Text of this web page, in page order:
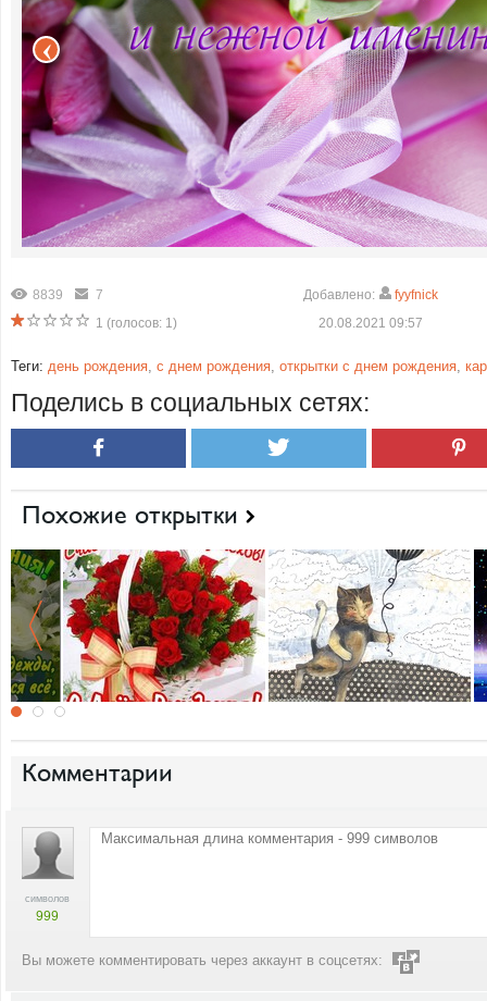
8839
7
1 (голосов: 1)
Добавлено:
fyyfnick
20.08.2021 09:57
Теги: день рождения, с днем рождения, открытки с днем рождения,
Поделись в социальных сетях:
Похожие открытки
Комментарии
символов
999
Вы можете комментировать через аккаунт в соцсетях: